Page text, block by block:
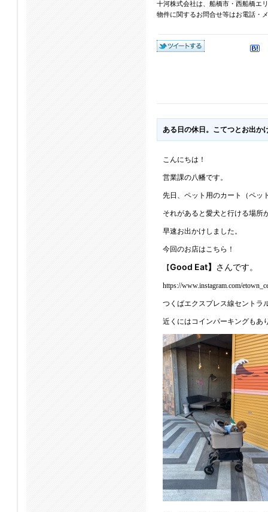
十河株式会社は、船橋市・西船橋エ
物件に関するお問合せ等はお電話・
ある日の休日。こてつとお出か
こんにちは！
営業課の八幡です。
先日、ペット用のカート（ペッ
それがあると愛犬と行ける場所
早速お出かけしました。
今回のお店はこちら！
【Good Eat】 さんです。
https://www.instagram.com/
つくばエクスプレス線セントラ
近くにはコインパーキングもあ